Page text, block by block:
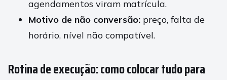
agendamentos viram matrícula.
Motivo de não conversão: preço, falta de
horário, nível não compatível.
Rotina de execução: como colocar tudo para